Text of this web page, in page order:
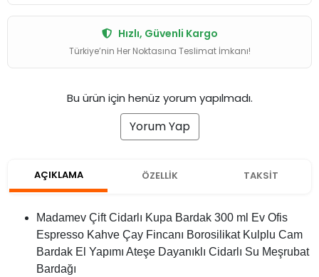
Hızlı, Güvenli Kargo
Türkiye’nin Her Noktasına Teslimat İmkanı!
Bu ürün için henüz yorum yapılmadı.
Yorum Yap
AÇIKLAMA ÖZELLİK TAKSİT
Madamev Çift Cidarlı Kupa Bardak 300 ml Ev Ofis
Espresso Kahve Çay Fincanı Borosilikat Kulplu Cam
Bardak El Yapımı Ateşe Dayanıklı Cidarlı Su Meşrubat
Bardağı